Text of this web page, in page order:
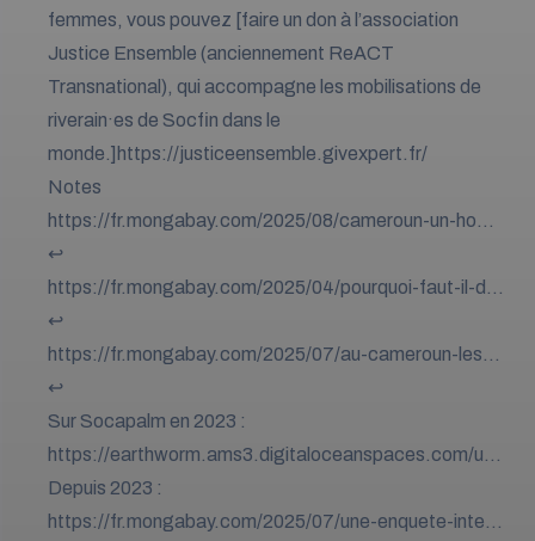
femmes, vous pouvez [faire un don à l’association
Justice Ensemble (anciennement ReACT
Transnational), qui accompagne les mobilisations de
riverain·es de Socfin dans le
monde.] https://justiceensemble.givexpert.fr/
Notes
Footnotes
https://fr.mongabay.com/2025/08/cameroun-un-hom
me-tue-a-la-suite-dun-vol-de-noix-dans-une-palmerai
e-de-la-socapalm/
↩
https://fr.mongabay.com/2025/04/pourquoi-faut-il-des
-gendarmes-pour-replanter-un-domaine-en-litige-au-c
ameroun/
↩
https://fr.mongabay.com/2025/07/au-cameroun-les-t
ensions-persistent-entre-les-communautes-et-socfin-
pour-le-controle-des-terres-agricoles/
↩
Sur Socapalm en 2023 :
https://earthworm.ams3.digitaloceanspaces.com/upl
oads/files/EF-Public-report_Socapalm_FR-310723.p
df
Depuis 2023 :
https://fr.mongabay.com/2025/07/une-enquete-intern